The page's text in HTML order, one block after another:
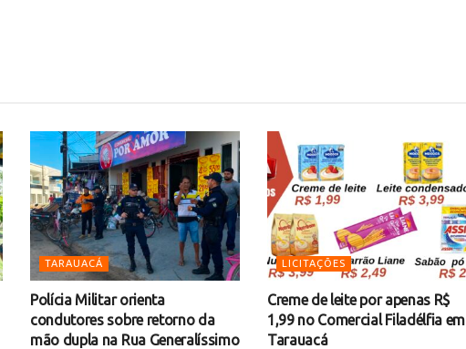
TARAUACÁ
Polícia Militar orienta
condutores sobre retorno da
mão dupla na Rua Generalíssimo
LICITAÇÕES
Creme de leite por apenas R$
1,99 no Comercial Filadélfia em
Tarauacá